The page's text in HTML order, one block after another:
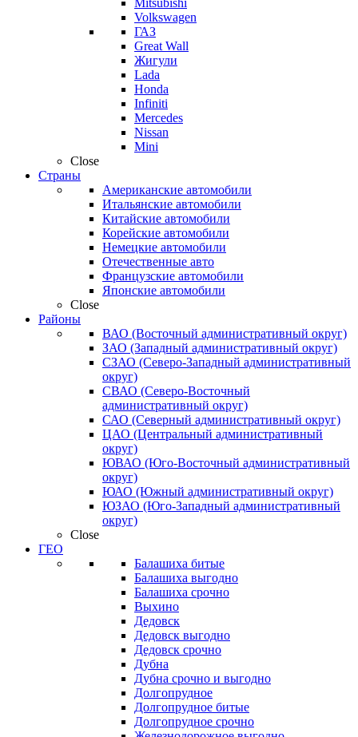
Mitsubishi
Volkswagen
ГАЗ
Great Wall
Жигули
Lada
Honda
Infiniti
Mercedes
Nissan
Mini
Close
Страны
Американские автомобили
Итальянские автомобили
Китайские автомобили
Корейские автомобили
Немецкие автомобили
Отечественные авто
Французские автомобили
Японские автомобили
Close
Районы
ВАО (Восточный административный округ)
ЗАО (Западный административный округ)
СЗАО (Северо-Западный административный
округ)
СВАО (Северо-Восточный
административный округ)
САО (Северный административный округ)
ЦАО (Центральный административный
округ)
ЮВАО (Юго-Восточный административный
округ)
ЮАО (Южный административный округ)
ЮЗАО (Юго-Западный административный
округ)
Close
ГЕО
Балашиха битые
Балашиха выгодно
Балашиха срочно
Выхино
Дедовск
Дедовск выгодно
Дедовск срочно
Дубна
Дубна срочно и выгодно
Долгопрудное
Долгопрудное битые
Долгопрудное срочно